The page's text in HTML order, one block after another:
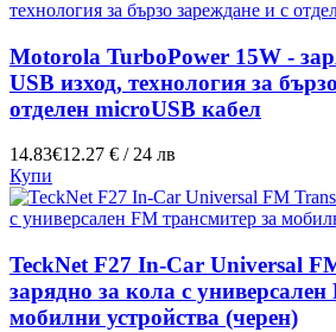
Motorola TurboPower 15W -
USB изход, технология за
отделен microUSB кабел
14.83€12.27 € / 24 лв
Купи
TeckNet F27 In-Car Universal
зарядно за кола с
мобилни устройства (черен)